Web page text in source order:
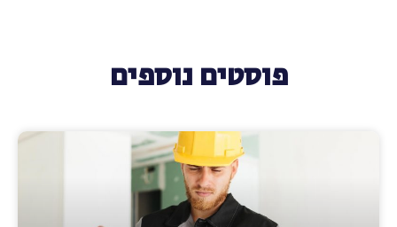
פוסטים נוספים